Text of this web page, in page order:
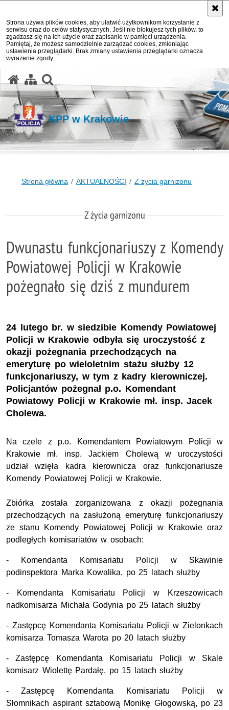
Strona używa plików cookies, aby ułatwić użytkownikom korzystanie z
serwisu oraz do celów statystycznych. Jeśli nie blokujesz tych plików, to
zgadzasz się na ich użycie oraz zapisanie w pamięci urządzenia.
Pamiętaj, że możesz samodzielnie zarządzać cookies, zmieniając
ustawienia przeglądarki. Brak zmiany ustawienia przeglądarki oznacza
wyrażenie zgody.
KPP w Krakowie
Strona główna AKTUALNOŚCI Z życia garnizonu
Z życia garnizonu
Dwunastu funkcjonariuszy z Komendy
Powiatowej Policji w Krakowie
pożegnało się dziś z mundurem
24 lutego br. w siedzibie Komendy Powiatowej
Policji w Krakowie odbyła się uroczystość z
okazji pożegnania przechodzących na
emeryturę po wieloletnim stażu służby 12
funkcjonariuszy, w tym z kadry kierowniczej.
Policjantów pożegnał p.o. Komendant
Powiatowy Policji w Krakowie mł. insp. Jacek
Cholewa.
Na czele z p.o. Komendantem Powiatowym Policji w
Krakowie mł. insp. Jackiem Cholewą w uroczystości
udział wzięła kadra kierownicza oraz funkcjonariusze
Komendy Powiatowej Policji w Krakowie.
Zbiórka została zorganizowana z okazji pożegnania
przechodzących na zasłużoną emeryturę funkcjonariuszy
ze stanu Komendy Powiatowej Policji w Krakowie oraz
podległych komisariatów w osobach:
- Komendanta Komisariatu Policji w Skawinie
podinspektora Marka Kowalika, po 25 latach służby
- Komendanta Komisariatu Policji w Krzeszowicach
nadkomisarza Michała Godynia po 25 latach służby
- Zastępcę Komendanta Komisariatu Policji w Zielonkach
komisarza Tomasza Warota po 20 latach służby
- Zastępcę Komendanta Komisariatu Policji w Skale
komisarz Wiolettę Pardałę, po 15 latach służby
- Zastępcę Komendanta Komisariatu Policji w
Słomnikach aspirant sztabową Monikę Głogowską, po 23